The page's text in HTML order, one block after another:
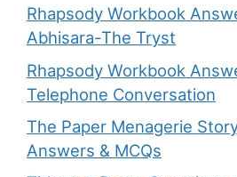
Rhapsody Workbook
Abhisara-The Tryst
Rhapsody Workbook
Telephone Conversation
The Paper Menagerie
Answers & MCQs